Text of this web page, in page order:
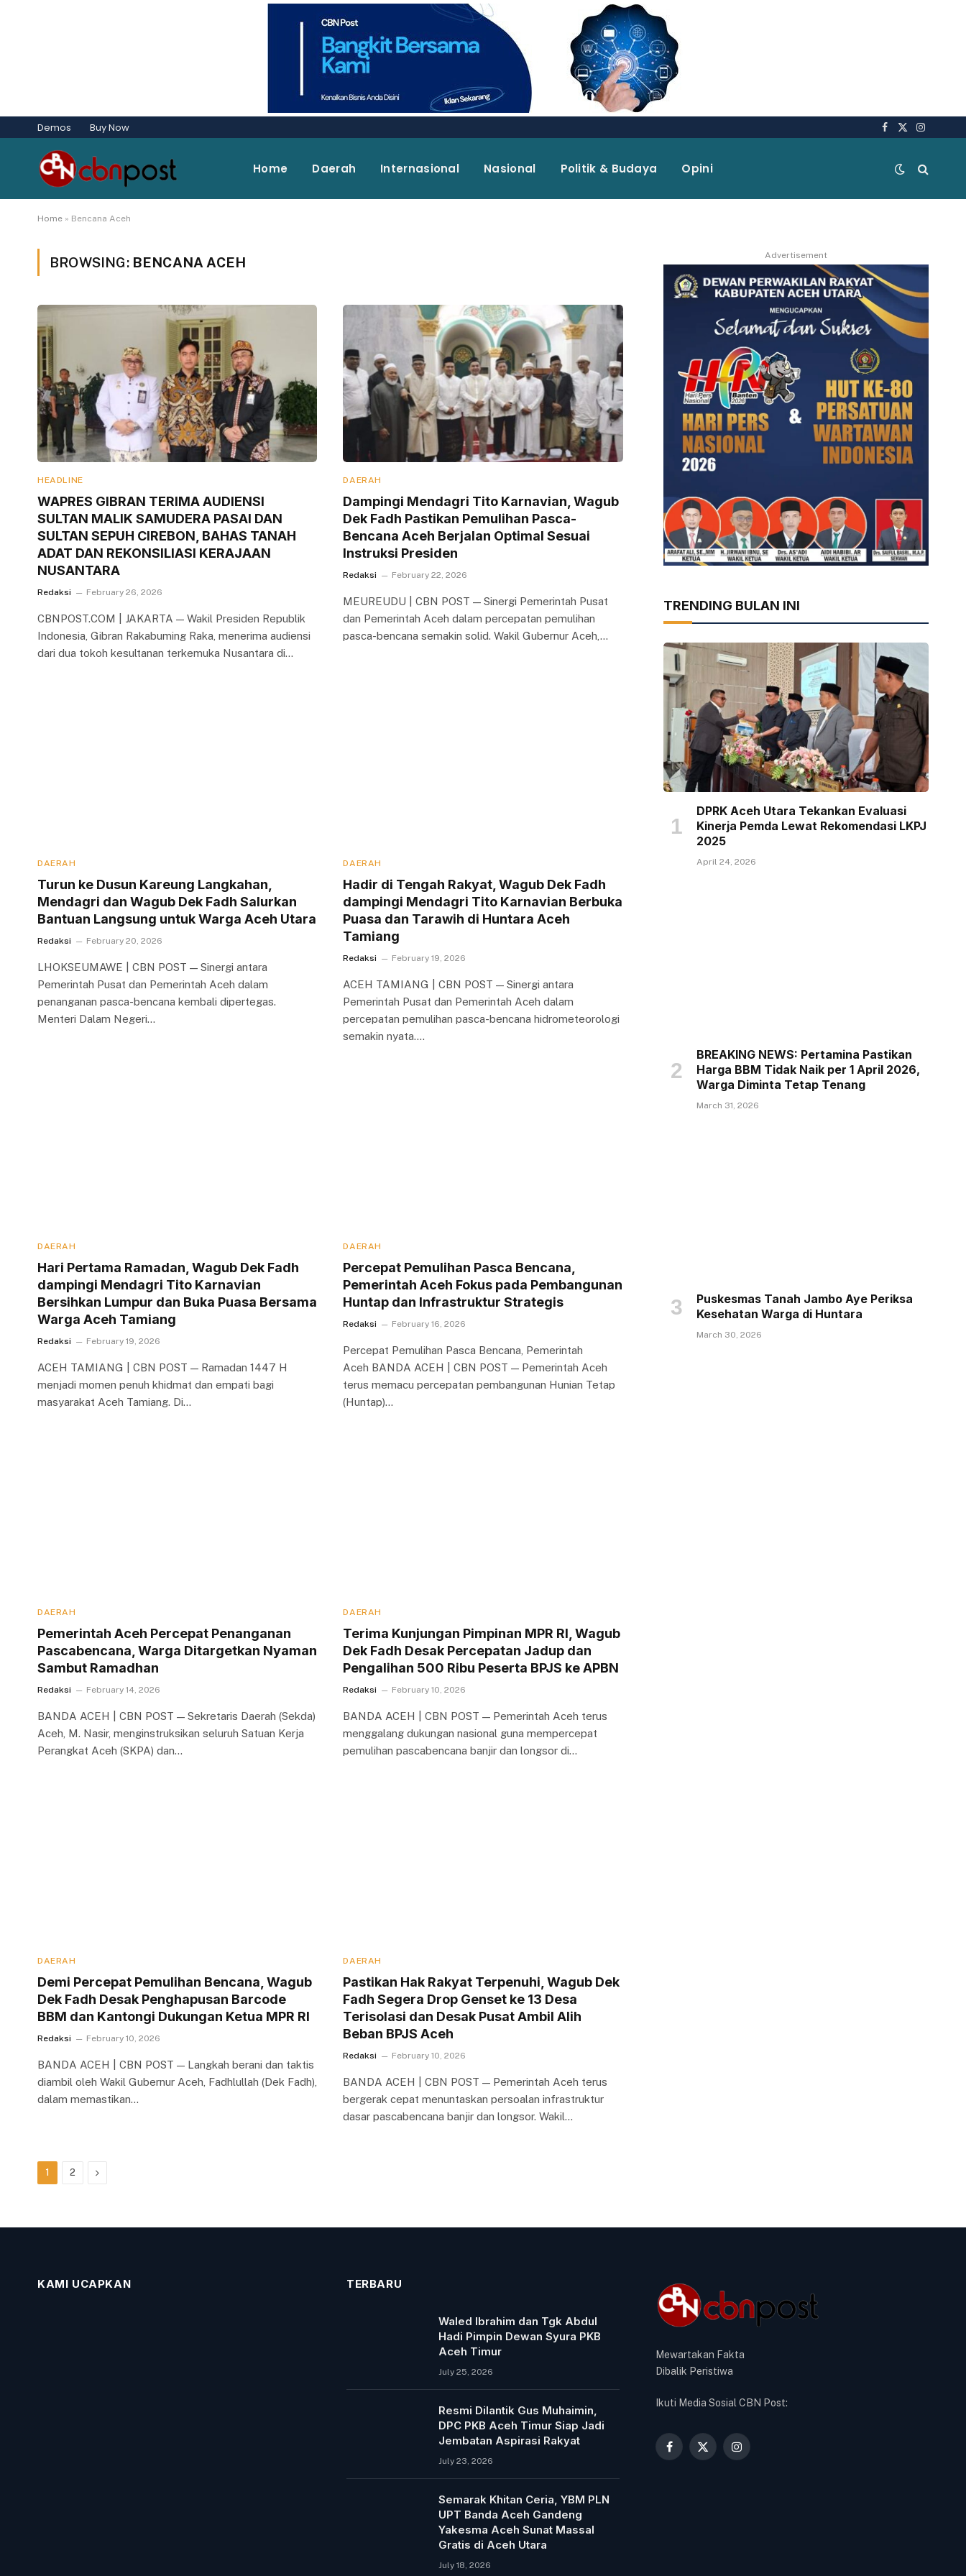
Demos Buy Now Facebook
X
Home Daerah Internasional Nasional Politik & Budaya Opini
Home » Bencana Aceh
BROWSING: BENCANA ACEH
HEADLINE
WAPRES GIBRAN TERIMA AUDIENSI
SULTAN MALIK SAMUDERA PASAI DAN
SULTAN SEPUH CIREBON, BAHAS TANAH
ADAT DAN REKONSILIASI KERAJAAN
NUSANTARA
Redaksi February 26, 2026
CBNPOST.COM | JAKARTA — Wakil Presiden Republik
Indonesia, Gibran Rakabuming Raka, menerima audiensi
dari dua tokoh kesultanan terkemuka Nusantara di…
DAERAH
Dampingi Mendagri Tito Karnavian, Wagub
Dek Fadh Pastikan Pemulihan Pasca-
Bencana Aceh Berjalan Optimal Sesuai
Instruksi Presiden
Redaksi February 22, 2026
MEUREUDU | CBN POST — Sinergi Pemerintah Pusat
dan Pemerintah Aceh dalam percepatan pemulihan
pasca-bencana semakin solid. Wakil Gubernur Aceh,…
DAERAH
Turun ke Dusun Kareung Langkahan,
Mendagri dan Wagub Dek Fadh Salurkan
Bantuan Langsung untuk Warga Aceh Utara
Redaksi February 20, 2026
LHOKSEUMAWE | CBN POST — Sinergi antara
Pemerintah Pusat dan Pemerintah Aceh dalam
penanganan pasca-bencana kembali dipertegas.
Menteri Dalam Negeri…
DAERAH
Hadir di Tengah Rakyat, Wagub Dek Fadh
dampingi Mendagri Tito Karnavian Berbuka
Puasa dan Tarawih di Huntara Aceh
Tamiang
Redaksi February 19, 2026
ACEH TAMIANG | CBN POST — Sinergi antara
Pemerintah Pusat dan Pemerintah Aceh dalam
percepatan pemulihan pasca-bencana hidrometeorologi
semakin nyata.…
DAERAH
Hari Pertama Ramadan, Wagub Dek Fadh
dampingi Mendagri Tito Karnavian
Bersihkan Lumpur dan Buka Puasa Bersama
Warga Aceh Tamiang
Redaksi February 19, 2026
ACEH TAMIANG | CBN POST — Ramadan 1447 H
menjadi momen penuh khidmat dan empati bagi
masyarakat Aceh Tamiang. Di…
DAERAH
Percepat Pemulihan Pasca Bencana,
Pemerintah Aceh Fokus pada Pembangunan
Huntap dan Infrastruktur Strategis
Redaksi February 16, 2026
Percepat Pemulihan Pasca Bencana, Pemerintah
Aceh BANDA ACEH | CBN POST — Pemerintah Aceh
terus memacu percepatan pembangunan Hunian Tetap
(Huntap)…
DAERAH
Pemerintah Aceh Percepat Penanganan
Pascabencana, Warga Ditargetkan Nyaman
Sambut Ramadhan
Redaksi February 14, 2026
BANDA ACEH | CBN POST — Sekretaris Daerah (Sekda)
Aceh, M. Nasir, menginstruksikan seluruh Satuan Kerja
Perangkat Aceh (SKPA) dan…
DAERAH
Terima Kunjungan Pimpinan MPR RI, Wagub
Dek Fadh Desak Percepatan Jadup dan
Pengalihan 500 Ribu Peserta BPJS ke APBN
Redaksi February 10, 2026
BANDA ACEH | CBN POST — Pemerintah Aceh terus
menggalang dukungan nasional guna mempercepat
pemulihan pascabencana banjir dan longsor di…
DAERAH
Demi Percepat Pemulihan Bencana, Wagub
Dek Fadh Desak Penghapusan Barcode
BBM dan Kantongi Dukungan Ketua MPR RI
Redaksi February 10, 2026
BANDA ACEH | CBN POST — Langkah berani dan taktis
diambil oleh Wakil Gubernur Aceh, Fadhlullah (Dek Fadh),
dalam memastikan…
DAERAH
Pastikan Hak Rakyat Terpenuhi, Wagub Dek
Fadh Segera Drop Genset ke 13 Desa
Terisolasi dan Desak Pusat Ambil Alih
Beban BPJS Aceh
Redaksi February 10, 2026
BANDA ACEH | CBN POST — Pemerintah Aceh terus
bergerak cepat menuntaskan persoalan infrastruktur
dasar pascabencana banjir dan longsor. Wakil…
1 2 Next
Advertisement
TRENDING BULAN INI
DPRK Aceh Utara Tekankan Evaluasi
Kinerja Pemda Lewat Rekomendasi LKPJ
2025
April 24, 2026
BREAKING NEWS: Pertamina Pastikan
Harga BBM Tidak Naik per 1 April 2026,
Warga Diminta Tetap Tenang
March 31, 2026
Puskesmas Tanah Jambo Aye Periksa
Kesehatan Warga di Huntara
March 30, 2026
KAMI UCAPKAN TERBARU
Waled Ibrahim dan Tgk Abdul
Hadi Pimpin Dewan Syura PKB
Aceh Timur
July 25, 2026
Resmi Dilantik Gus Muhaimin,
DPC PKB Aceh Timur Siap Jadi
Jembatan Aspirasi Rakyat
July 23, 2026
Semarak Khitan Ceria, YBM PLN
UPT Banda Aceh Gandeng
Yakesma Aceh Sunat Massal
Gratis di Aceh Utara
July 18, 2026
Mewartakan Fakta
Dibalik Peristiwa
Ikuti Media Sosial CBN Post:
Facebook
X
Instagram